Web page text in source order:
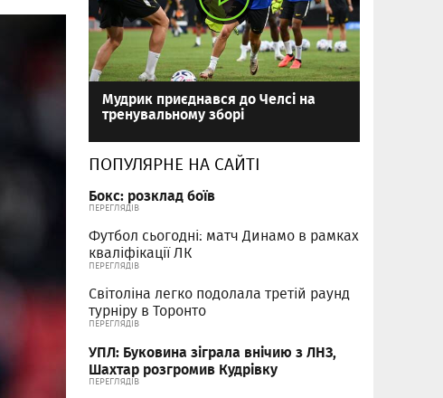
Мудрик приєднався до Челсі на
тренувальному зборі
ПОПУЛЯРНЕ НА САЙТІ
Бокс: розклад боїв
ПЕРЕГЛЯДІВ
Футбол сьогодні: матч Динамо в рамках
кваліфікації ЛК
ПЕРЕГЛЯДІВ
Світоліна легко подолала третій раунд
турніру в Торонто
ПЕРЕГЛЯДІВ
УПЛ: Буковина зіграла внічию з ЛНЗ,
Шахтар розгромив Кудрівку
ПЕРЕГЛЯДІВ